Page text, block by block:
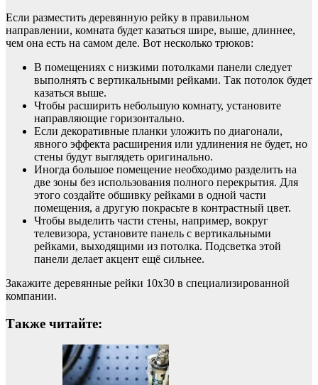
Если разместить деревянную рейку в правильном
направлении, комната будет казаться шире, выше, длиннее,
чем она есть на самом деле. Вот несколько трюков:
В помещениях с низкими потолками панели следует
выполнять с вертикальными рейками. Так потолок будет
казаться выше.
Чтобы расширить небольшую комнату, установите
направляющие горизонтально.
Если декоративные планки уложить по диагонали,
явного эффекта расширения или удлинения не будет, но
стены будут выглядеть оригинально.
Иногда большое помещение необходимо разделить на
две зоны без использования полного перекрытия. Для
этого создайте обшивку рейками в одной части
помещения, а другую покрасьте в контрастный цвет.
Чтобы выделить части стены, например, вокруг
телевизора, установите панель с вертикальными
рейками, выходящими из потолка. Подсветка этой
панели делает акцент ещё сильнее.
Закажите деревянные рейки 10х30 в специализированной
компании.
Также читайте: